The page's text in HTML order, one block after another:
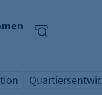
Schlagwort
Übersicht